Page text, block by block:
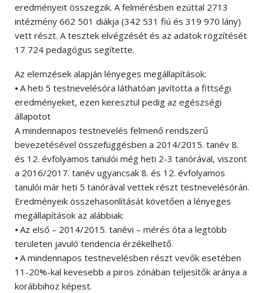
eredményeit összegzik. A felmérésben ezúttal 2713
intézmény 662 501 diákja (342 531 fiú és 319 970 lány)
vett részt. A tesztek elvégzését és az adatok rögzítését
17 724 pedagógus segítette.
Az elemzések alapján lényeges megállapítások:
⦁ A heti 5 testnevelésóra láthatóan javította a fittségi
eredményeket, ezen keresztül pedig az egészségi
állapotot
A mindennapos testnevelés felmenő rendszerű
bevezetésével összefüggésben a 2014/2015. tanév 8.
és 12. évfolyamos tanulói még heti 2-3 tanórával, viszont
a 2016/2017. tanév ugyancsak 8. és 12. évfolyamos
tanulói már heti 5 tanórával vettek részt testnevelésórán.
Eredményeik összehasonlítását követően a lényeges
megállapítások az alábbiak:
⦁ Az első – 2014/2015. tanévi – mérés óta a legtöbb
területen javuló tendencia érzékelhető.
⦁ A mindennapos testnevelésben részt vevők esetében
11-20%-kal kevesebb a piros zónában teljesítők aránya a
korábbihoz képest.